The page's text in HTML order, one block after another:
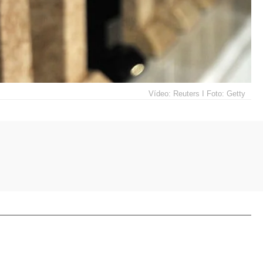
Vídeo: Reuters I Foto: Getty